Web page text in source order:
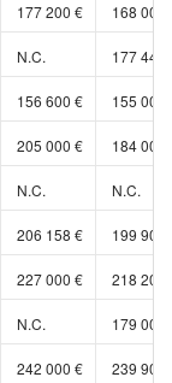
177 200 € 168 000
N.C. 177 442
156 600 € 155 000
205 000 € 184 000
N.C. N.C.
206 158 € 199 900
227 000 € 218 200
N.C. 179 000
242 000 € 239 900